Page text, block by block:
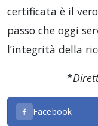
certificata è il
passo che oggi
l’integrità della
*
Facebook